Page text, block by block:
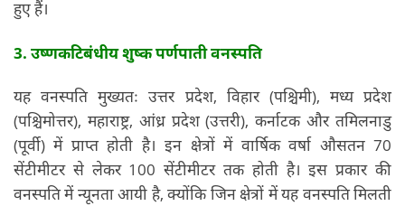
हुए हैं।
3. उष्णकटिबंधीय शुष्क पर्णपाती वनस्पति
यह वनस्पति मुख्यतः उत्तर प्रदेश, विहार (पश्चिमी), मध्य प्रदेश
(पश्चिमोत्तर), महाराष्ट्र, आंध्र प्रदेश (उत्तरी), कर्नाटक और तमिलनाडु
(पूर्वी) में प्राप्त होती है। इन क्षेत्रों में वार्षिक वर्षा औसतन 70
सेंटीमीटर से लेकर 100 सेंटीमीटर तक होती है। इस प्रकार की
वनस्पति में न्यूनता आयी है, क्योंकि जिन क्षेत्रों में यह वनस्पति मिलती